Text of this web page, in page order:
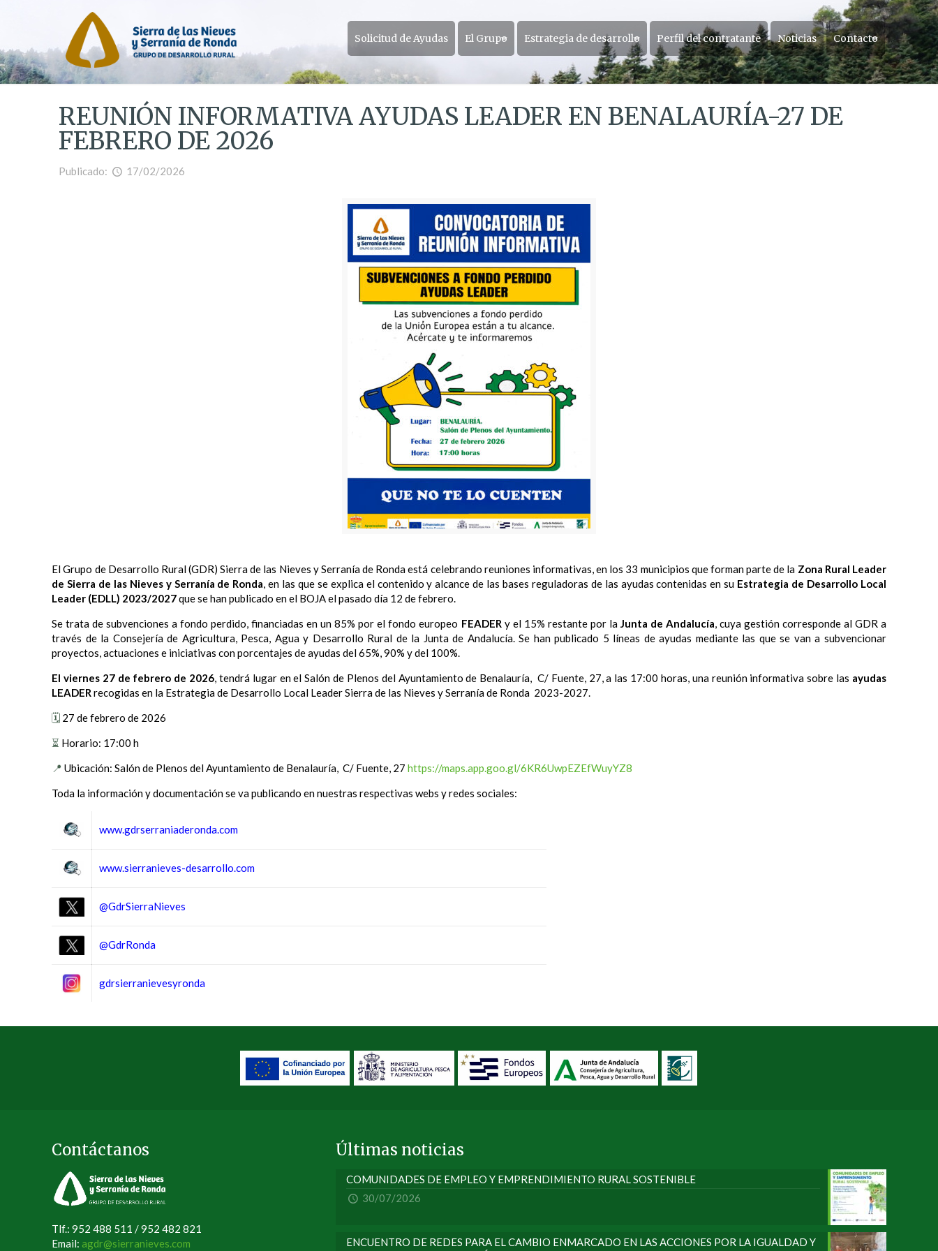
Solicitud de Ayudas El Grupo Estrategia de desarrollo Perfil del contratante Noticias Contacto
REUNIÓN INFORMATIVA AYUDAS LEADER EN BENALAURÍA-27 DE
FEBRERO DE 2026
Publicado: 17/02/2026
El Grupo de Desarrollo Rural (GDR) Sierra de las Nieves y Serranía de Ronda está celebrando reuniones informativas, en los 33 municipios que forman parte de la Zona Rural Leader
de Sierra de las Nieves y Serranía de Ronda, en las que se explica el contenido y alcance de las bases reguladoras de las ayudas contenidas en su Estrategia de Desarrollo Local
Leader (EDLL) 2023/2027que se han publicado en el BOJA el pasado día 12 de febrero.
Se trata de subvenciones a fondo perdido, financiadas en un 85% por el fondo europeo FEADERy el 15% restante por la Junta de Andalucía, cuya gestión corresponde al GDR a
través de la Consejería de Agricultura, Pesca, Agua y Desarrollo Rural de la Junta de Andalucía. Se han publicado 5 líneas de ayudas mediante las que se van a subvencionar
proyectos, actuaciones e iniciativas con porcentajes de ayudas del 65%, 90% y del 100%.
El viernes 27 de febrero de 2026, tendrá lugar en el Salón de Plenos del Ayuntamiento de Benalauría, C/ Fuente, 27, a las 17:00 horas, una reunión informativa sobre las ayudas
LEADERrecogidas en la Estrategia de Desarrollo Local Leader Sierra de las Nieves y Serranía de Ronda 2023-2027.
🗓️ 27 de febrero de 2026
⏳ Horario: 17:00 h
📍Ubicación: Salón de Plenos del Ayuntamiento de Benalauría, C/ Fuente, 27https://maps.app.goo.gl/6KR6UwpEZEfWuyYZ8
Toda la información y documentación se va publicando en nuestras respectivas webs y redes sociales:
www.gdrserraniaderonda.com
www.sierranieves-desarrollo.com
@GdrSierraNieves
@GdrRonda
gdrsierranievesyronda
Contáctanos
Tlf.: 952 488 511 / 952 482 821
Email: agdr@sierranieves.com
Últimas noticias
COMUNIDADES DE EMPLEO Y EMPRENDIMIENTO RURAL SOSTENIBLE
30/07/2026
ENCUENTRO DE REDES PARA EL CAMBIO ENMARCADO EN LAS ACCIONES POR LA IGUALDAD Y